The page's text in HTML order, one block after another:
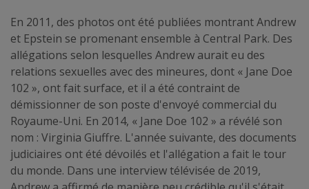
En 2011, des photos ont été publiées montrant Andrew
et Epstein se promenant ensemble à Central Park. Des
allégations selon lesquelles Andrew aurait eu des
relations sexuelles avec des mineures, dont « Jane Doe
102 », ont fait surface, et il a été contraint de
démissionner de son poste d'envoyé commercial du
Royaume-Uni. En 2014, « Jane Doe 102 » a révélé son
nom : Virginia Giuffre. L'année suivante, des documents
judiciaires ont été dévoilés et l'allégation a fait le tour
du monde. Dans une interview télévisée de 2019,